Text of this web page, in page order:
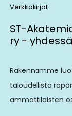
Verkkokirjat
ST-
ry -
Rakennamme
taloudellista
ammattilaisten